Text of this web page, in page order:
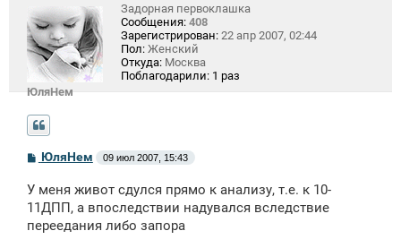
ЮляНем
Задорная первоклашка
Сообщения: 408
Зарегистрирован: 22 апр 2007, 02:44
Пол: Женский
Откуда: Москва
Поблагодарили: 1 раз
С
о
б
щ
е
н
ЮляНем 09 июл 2007, 15:43
У меня живот сдулся прямо к анализу, т.е. к 10-
11ДПП, а впоследствии надувался вследствие
переедания либо запора